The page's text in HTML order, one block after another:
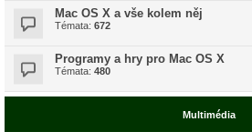
Mac OS X a vše kolem něj
Témata: 672
Programy a hry pro Mac OS X
Témata: 480
Multimédia